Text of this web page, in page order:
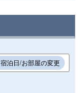
備いたします。
ャワーヘッド・洗
備
宿泊日/お部屋の変更